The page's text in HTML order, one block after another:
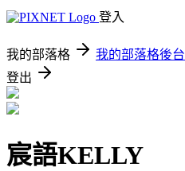
登入
我的部落格 我的部落格後台
登出
宸語KELLY